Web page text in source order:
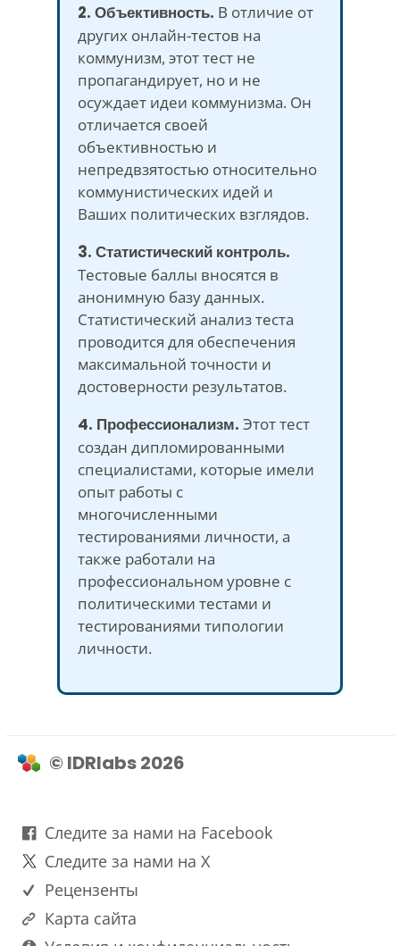
2. Объективность. В отличие от
других онлайн-тестов на
коммунизм, этот тест не
пропагандирует, но и не
осуждает идеи коммунизма. Он
отличается своей
объективностью и
непредвзятостью относительно
коммунистических идей и
Ваших политических взглядов.
3. Статистический контроль.
Тестовые баллы вносятся в
анонимную базу данных.
Статистический анализ теста
проводится для обеспечения
максимальной точности и
достоверности результатов.
4. Профессионализм. Этот тест
создан дипломированными
специалистами, которые имели
опыт работы с
многочисленными
тестированиями личности, а
также работали на
профессиональном уровне с
политическими тестами и
тестированиями типологии
личности.
© IDRlabs 2026
Следите за нами на Facebook
Следите за нами на X
Рецензенты
Карта сайта